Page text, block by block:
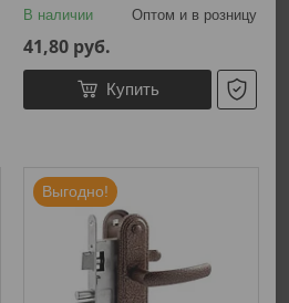
В наличии Оптом и в розницу
41,80 руб.
Купить
Выгодно!